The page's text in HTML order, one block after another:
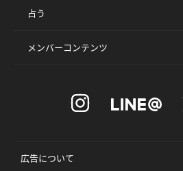
占う
メンバーコンテンツ
広告について